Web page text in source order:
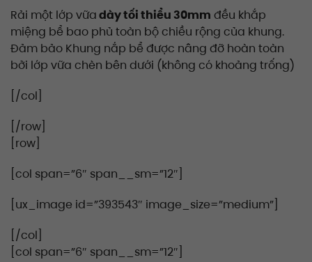
Rải một lớp vữadày tối thiểu 30mm đều khắp
miệng bể bao phủ toàn bộ chiều rộng của khung.
Đảm bảo Khung nắp bể được nâng đỡ hoàn toàn
bởi lớp vữa chèn bên dưới (không có khoảng trống)
[/col]
[/row]
[row]
[col span=”6″ span__sm=”12″]
[ux_image id=”393543″ image_size=”medium”]
[/col]
[col span=”6″ span__sm=”12″]